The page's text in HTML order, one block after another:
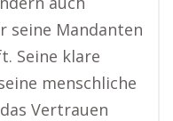
seine Mandanten
Seine klare
menschliche
Vertrauen